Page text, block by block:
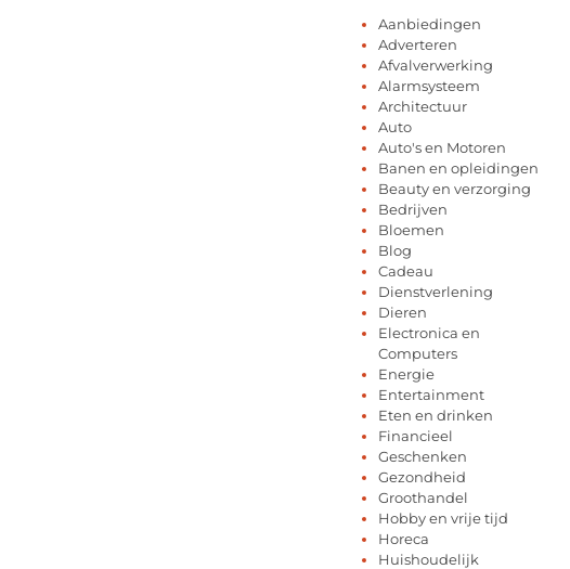
Aanbiedingen
Adverteren
Afvalverwerking
Alarmsysteem
Architectuur
Auto
Auto's en Motoren
Banen en opleidingen
Beauty en verzorging
Bedrijven
Bloemen
Blog
Cadeau
Dienstverlening
Dieren
Electronica en
Computers
Energie
Entertainment
Eten en drinken
Financieel
Geschenken
Gezondheid
Groothandel
Hobby en vrije tijd
Horeca
Huishoudelijk